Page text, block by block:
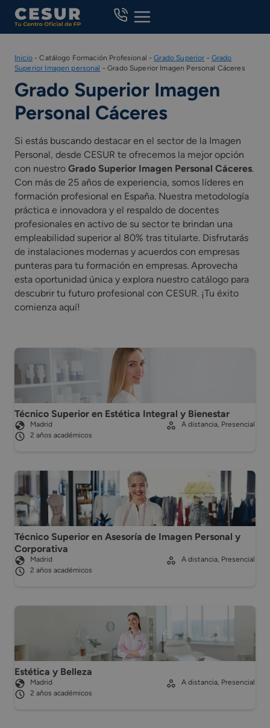
Skip
content
Inicio-Catálogo Formación Profesional -Grado Superior - Grado
Superior Imagen personal -Grado Superior Imagen Personal Cáceres
Grado Superior Imagen
Personal Cáceres
Si estás buscando destacar en el sector de la Imagen
Personal, desde CESUR te ofrecemos la mejor opción
con nuestro Grado Superior Imagen Personal Cáceres.
Con más de 25 años de experiencia, somos líderes en
formación profesional en España. Nuestra metodología
práctica e innovadora y el respaldo de docentes
profesionales en activo de su sector te brindan una
empleabilidad superior al 80% tras titularte. Disfrutarás
de instalaciones modernas y acuerdos con empresas
punteras para tu formación en empresas. Aprovecha
esta oportunidad única y explora nuestro catálogo para
descubrir tu futuro profesional con CESUR. ¡Tu éxito
comienza aquí!
Técnico Superior en Estética Integral y Bienestar
Madrid
2 años académicos
A distancia, Presencial
Técnico Superior en Asesoría de Imagen Personal y
Corporativa
Madrid
2 años académicos
A distancia, Presencial
Estética y Belleza
Madrid
2 años académicos
A distancia, Presencial